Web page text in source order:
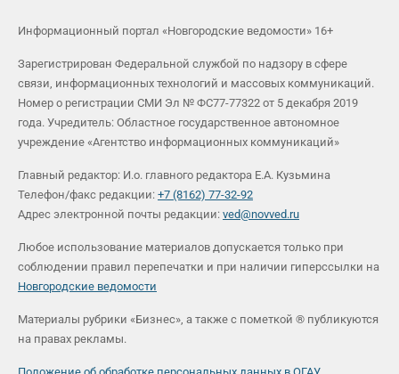
Информационный портал «Новгородские ведомости» 16+
Зарегистрирован Федеральной службой по надзору в сфере
связи, информационных технологий и массовых коммуникаций.
Номер о регистрации СМИ Эл № ФС77-77322 от 5 декабря 2019
года. Учредитель: Областное государственное автономное
учреждение «Агентство информационных коммуникаций»
Главный редактор: И.о. главного редактора Е.А. Кузьмина
Телефон/факс редакции: +7 (8162) 77-32-92
Адрес электронной почты редакции: ved@novved.ru
Любое использование материалов допускается только при
соблюдении правил перепечатки и при наличии гиперссылки на
Новгородские ведомости
Материалы рубрики «Бизнес», а также с пометкой ® публикуются
на правах рекламы.